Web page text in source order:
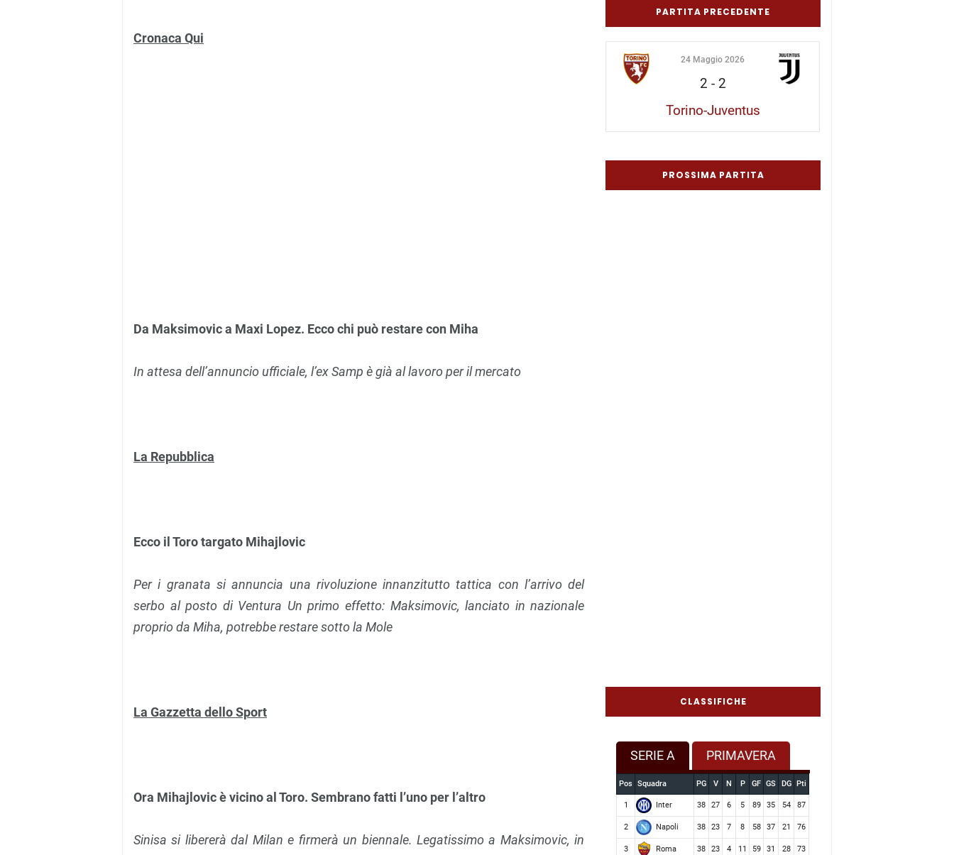
Cronaca Qui
Da Maksimovic a Maxi Lopez. Ecco chi può restare con Miha
In attesa dell’annuncio ufficiale, l’ex Samp è già al lavoro per il mercato
La Repubblica
Ecco il Toro targato Mihajlovic
Per i granata si annuncia una rivoluzione innanzitutto tattica con l’arrivo del
serbo al posto di Ventura Un primo effetto: Maksimovic, lanciato in nazionale
proprio da Miha, potrebbe restare sotto la Mole
La Gazzetta dello Sport
Ora Mihajlovic è vicino al Toro. Sembrano fatti l’uno per l’altro
Sinisa si libererà dal Milan e firmerà un biennale. Legatissimo a Maksimovic, in
PARTITA PRECEDENTE
24 Maggio 2026
2 - 2
Torino-Juventus
PROSSIMA PARTITA
CLASSIFICHE
SERIE A PRIMAVERA
Pos Squadra PG V N P GF GS DG Pti
1 Inter 38 27 6 5 89 35 54 87
2 Napoli 38 23 7 8 58 37 21 76
3 Roma 38 23 4 11 59 31 28 73